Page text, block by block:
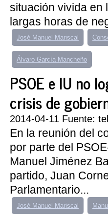
situación vivida en
largas horas de
José Manuel Mariscal
Álvaro García Mancheño
PSOE e IU no
crisis de
2014-04-11 Fuente:
En la reunión del
por parte del
Manuel Jiménez
partido, Juan
Parlamentario...
José Manuel Mariscal